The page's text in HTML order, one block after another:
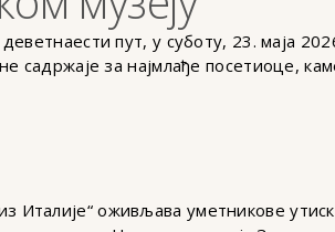
пут, у суботу, 23. маја
садржаје за најмлађе посетиоце,
оживљава уметникове